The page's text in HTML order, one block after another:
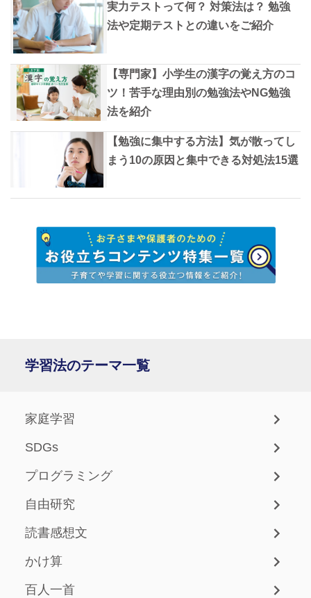
実力テストって何？ 対策法は？ 勉強
法や定期テストとの違いをご紹介
【専門家】小学生の漢字の覚え方のコ
ツ！苦手な理由別の勉強法やNG勉強
法を紹介
【勉強に集中する方法】気が散ってし
まう10の原因と集中できる対処法15選
学習法のテーマ一覧
家庭学習
SDGs
プログラミング
自由研究
読書感想文
かけ算
百人一首